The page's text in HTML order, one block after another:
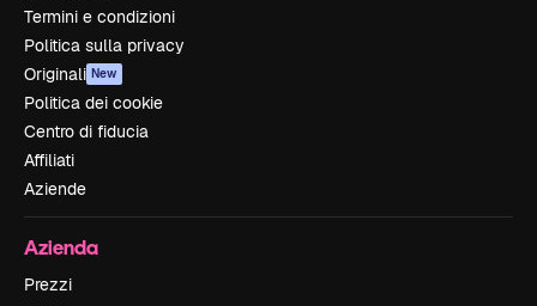
Termini e condizioni
Politica sulla privacy
Originali New
Politica dei cookie
Centro di fiducia
Affiliati
Aziende
Azienda
Prezzi